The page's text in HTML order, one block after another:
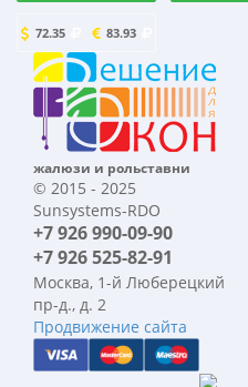
72.35 83.93
жалюзи и рольставни
© 2015 - 2025
Sunsystems-RDO
+7 926 990-09-90
+7 926 525-82-91
Москва, 1-й Люберецкий
пр-д., д. 2
Продвижение сайта